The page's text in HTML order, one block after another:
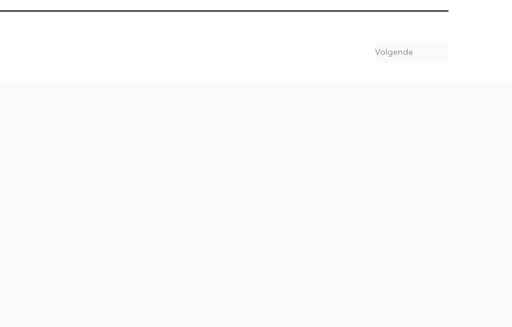
Volgende